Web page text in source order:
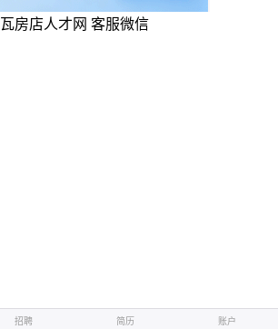
瓦房店人才网 客服微信
招聘 简历 账户